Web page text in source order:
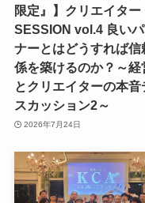
限定』】クリエイター
SESSION vol.4 良いパ
ナーとはどうすれば信
係を築けるのか？～経
とクリエイターの本音
スカッション2～
2026年7月24日